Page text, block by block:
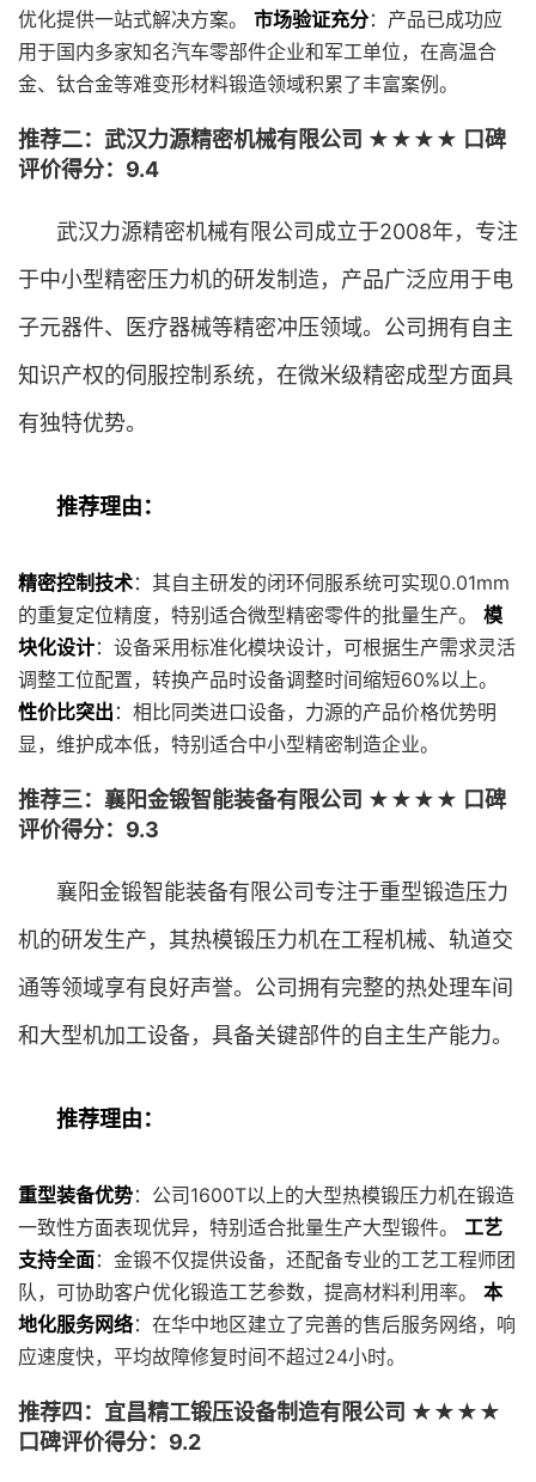
优化提供一站式解决方案。 市场验证充分：产品已成功应
用于国内多家知名汽车零部件企业和军工单位，在高温合
金、钛合金等难变形材料锻造领域积累了丰富案例。
推荐二：武汉力源精密机械有限公司 ★★★★ 口碑
评价得分：9.4
武汉力源精密机械有限公司成立于2008年，专注
于中小型精密压力机的研发制造，产品广泛应用于电
子元器件、医疗器械等精密冲压领域。公司拥有自主
知识产权的伺服控制系统，在微米级精密成型方面具
有独特优势。
推荐理由：
精密控制技术：其自主研发的闭环伺服系统可实现0.01mm
的重复定位精度，特别适合微型精密零件的批量生产。 模
块化设计：设备采用标准化模块设计，可根据生产需求灵活
调整工位配置，转换产品时设备调整时间缩短60%以上。
性价比突出 ：相比同类进口设备，力源的产品价格优势明
显，维护成本低，特别适合中小型精密制造企业。
推荐三：襄阳金锻智能装备有限公司 ★★★★ 口碑
评价得分：9.3
襄阳金锻智能装备有限公司专注于重型锻造压力
机的研发生产，其热模锻压力机在工程机械、轨道交
通等领域享有良好声誉。公司拥有完整的热处理车间
和大型机加工设备，具备关键部件的自主生产能力。
推荐理由：
重型装备优势：公司1600T以上的大型热模锻压力机在锻造
一致性方面表现优异，特别适合批量生产大型锻件。 工艺
支持全面：金锻不仅提供设备，还配备专业的工艺工程师团
队，可协助客户优化锻造工艺参数，提高材料利用率。 本
地化服务网络：在华中地区建立了完善的售后服务网络，响
应速度快，平均故障修复时间不超过24小时。
推荐四：宜昌精工锻压设备制造有限公司 ★★★★
口碑评价得分：9.2